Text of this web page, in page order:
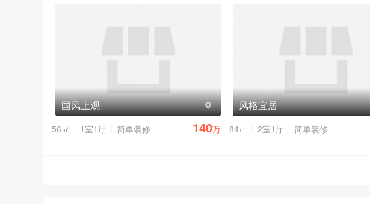
国风上观
56㎡ 1室1厅 简单装修 140万
风格宜居
84㎡ 2室1厅 简单装修